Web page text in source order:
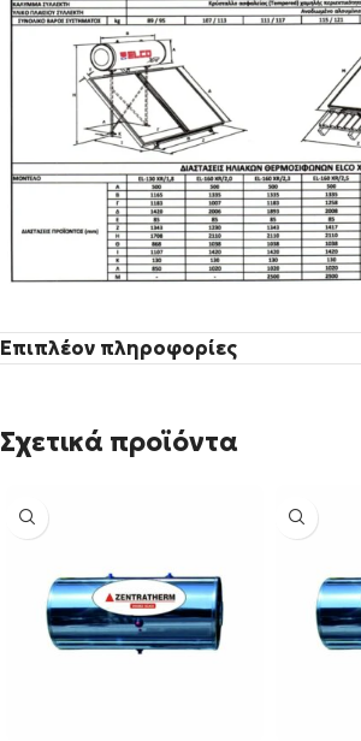
Επιπλέον πληροφορίες
Σχετικά προϊόντα